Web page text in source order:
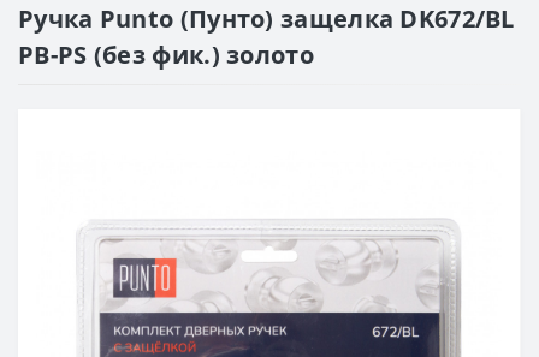
Ручка Punto (Пунто) защелка DK672/BL
PB-PS (без фик.) золото